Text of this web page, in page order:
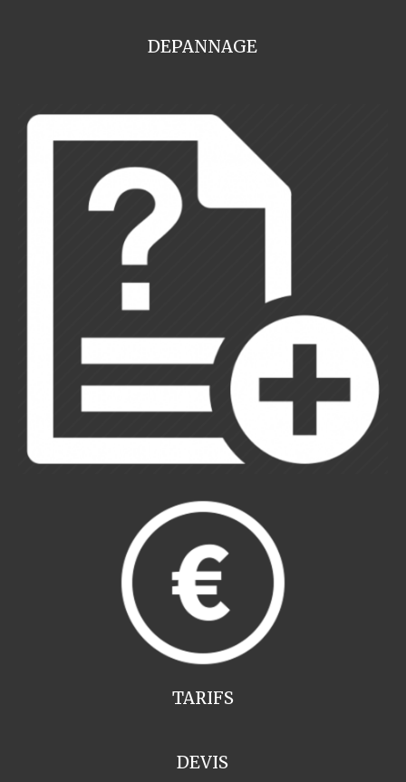
DEPANNAGE
TARIFS
DEVIS